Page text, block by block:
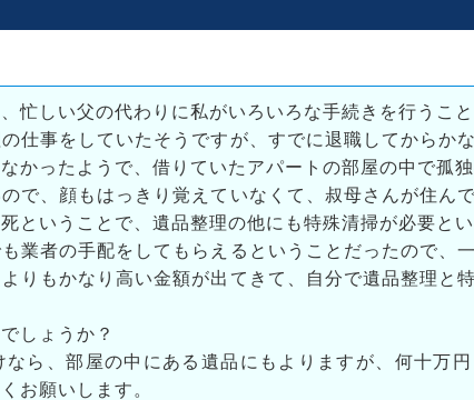
忙しい父の代わりに私がいろいろな手続きを行うこと
仕事をしていたそうですが、すでに退職してからか
かったようで、借りていたアパートの部屋の中で孤独
で、顔もはっきり覚えていなくて、叔母さんが住ん
ということで、遺品整理の他にも特殊清掃が必要とい
業者の手配をしてもらえるということだったので、
りもかなり高い金額が出てきて、自分で遺品整理と
しょうか？
ら、部屋の中にある遺品にもよりますが、何十万
お願いします。